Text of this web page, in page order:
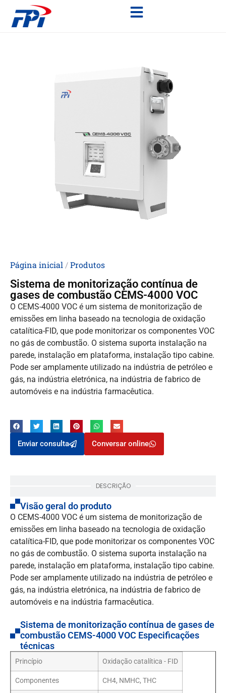
Página inicial/Produtos
Sistema de monitorização contínua de
gases de combustão CEMS-4000 VOC
O CEMS-4000 VOC é um sistema de monitorização de
emissões em linha baseado na tecnologia de oxidação
catalítica-FID, que pode monitorizar os componentes VOC
no gás de combustão. O sistema suporta instalação na
parede, instalação em plataforma, instalação tipo cabine.
Pode ser amplamente utilizado na indústria de petróleo e
gás, na indústria eletrónica, na indústria de fabrico de
automóveis e na indústria farmacêutica.
Enviar consulta Conversar online
DESCRIÇÃO
Visão geral do produto
O CEMS-4000 VOC é um sistema de monitorização de
emissões em linha baseado na tecnologia de oxidação
catalítica-FID, que pode monitorizar os componentes VOC
no gás de combustão. O sistema suporta instalação na
parede, instalação em plataforma, instalação tipo cabine.
Pode ser amplamente utilizado na indústria de petróleo e
gás, na indústria eletrónica, na indústria de fabrico de
automóveis e na indústria farmacêutica.
Sistema de monitorização contínua de gases de
combustão CEMS-4000 VOC Especificações
técnicas
Princípio Oxidação catalítica - FID
Componentes CH4, NMHC, THC